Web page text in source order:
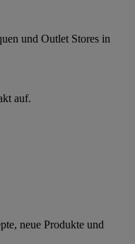
und Outlet Stores in
auf.
neue Produkte und